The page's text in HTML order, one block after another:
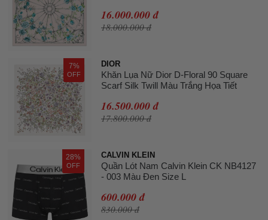
16.000.000 đ
18.000.000 đ
7%
OFF
DIOR
Khăn Lụa Nữ Dior D-Floral 90 Square
Scarf Silk Twill Màu Trắng Họa Tiết
16.500.000 đ
17.800.000 đ
28%
OFF
CALVIN KLEIN
Quần Lót Nam Calvin Klein CK NB4127
- 003 Màu Đen Size L
600.000 đ
830.000 đ